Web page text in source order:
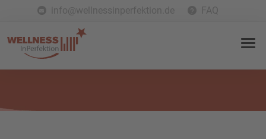
info@wellnessinperfektion.de FAQ